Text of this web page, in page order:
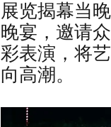
展览揭幕当
晚宴，邀请
彩表演，将
向高潮。